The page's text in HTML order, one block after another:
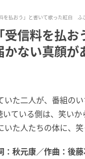
を払おう」と書いて歌った紅白 ふ
受信料を払
ない真顔が
た二人が、番組の
ている側は、笑い
た人たちの体に、
：秋元康／作曲：後